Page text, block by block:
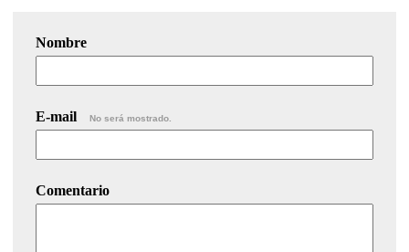
Nombre
E-mail No será mostrado.
Comentario